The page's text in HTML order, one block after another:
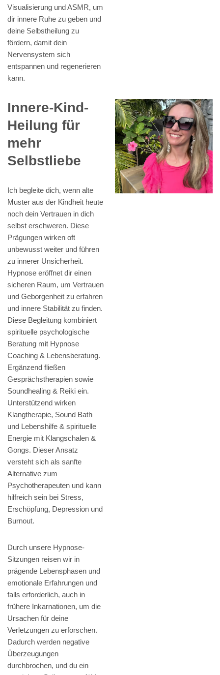
Visualisierung und ASMR, um
dir innere Ruhe zu geben und
deine Selbstheilung zu
fördern, damit dein
Nervensystem sich
entspannen und regenerieren
kann.
Innere-Kind-
Heilung für
mehr
Selbstliebe
Ich begleite dich, wenn alte
Muster aus der Kindheit heute
noch dein Vertrauen in dich
selbst erschweren. Diese
Prägungen wirken oft
unbewusst weiter und führen
zu innerer Unsicherheit.
Hypnose eröffnet dir einen
sicheren Raum, um Vertrauen
und Geborgenheit zu erfahren
und innere Stabilität zu finden.
Diese Begleitung kombiniert
spirituelle psychologische
Beratung mit Hypnose
Coaching & Lebensberatung.
Ergänzend fließen
Gesprächstherapien sowie
Soundhealing & Reiki ein.
Unterstützend wirken
Klangtherapie, Sound Bath
und Lebenshilfe & spirituelle
Energie mit Klangschalen &
Gongs. Dieser Ansatz
versteht sich als sanfte
Alternative zum
Psychotherapeuten und kann
hilfreich sein bei Stress,
Erschöpfung, Depression und
Burnout.
Durch unsere Hypnose-
Sitzungen reisen wir in
prägende Lebensphasen und
emotionale Erfahrungen und
falls erforderlich, auch in
frühere Inkarnationen, um die
Ursachen für deine
Verletzungen zu erforschen.
Dadurch werden negative
Überzeugungen
durchbrochen, und du ein